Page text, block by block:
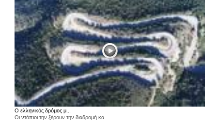
Ο ελληνικός δρόμος μ...
Οι ντόπιοι την ξέρουν την διαδρομή κα